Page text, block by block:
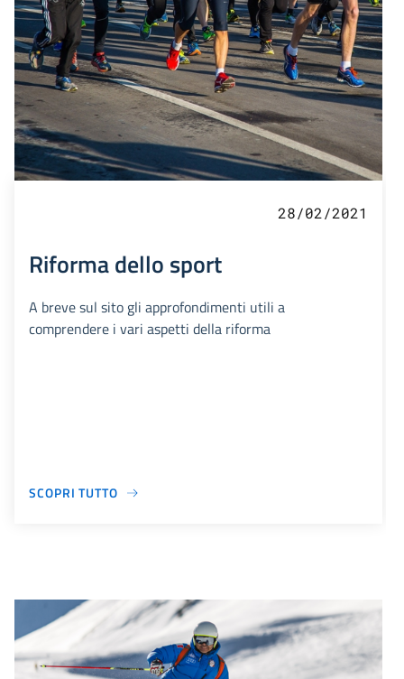
28/02/2021
Riforma dello sport
A breve sul sito gli approfondimenti utili a
comprendere i vari aspetti della riforma
SCOPRI TUTTO